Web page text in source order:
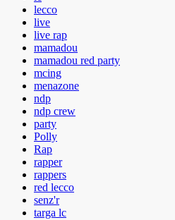
lecco
live
live rap
mamadou
mamadou red party
mcing
menazone
ndp
ndp crew
party
Polly
Rap
rapper
rappers
red lecco
senz'r
targa lc